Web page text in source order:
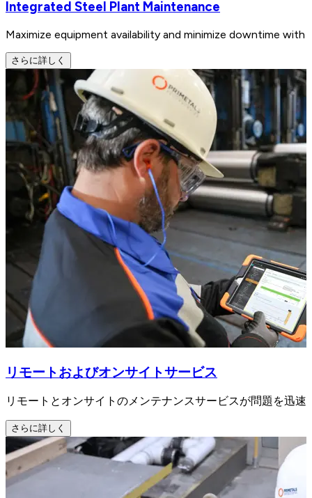
Integrated Steel Plant Maintenance
Maximize equipment availability and minimize downtime
さらに詳しく
リモートおよびオンサイトサービス
リモートとオンサイトのメンテナンスサービスが問題を迅
さらに詳しく